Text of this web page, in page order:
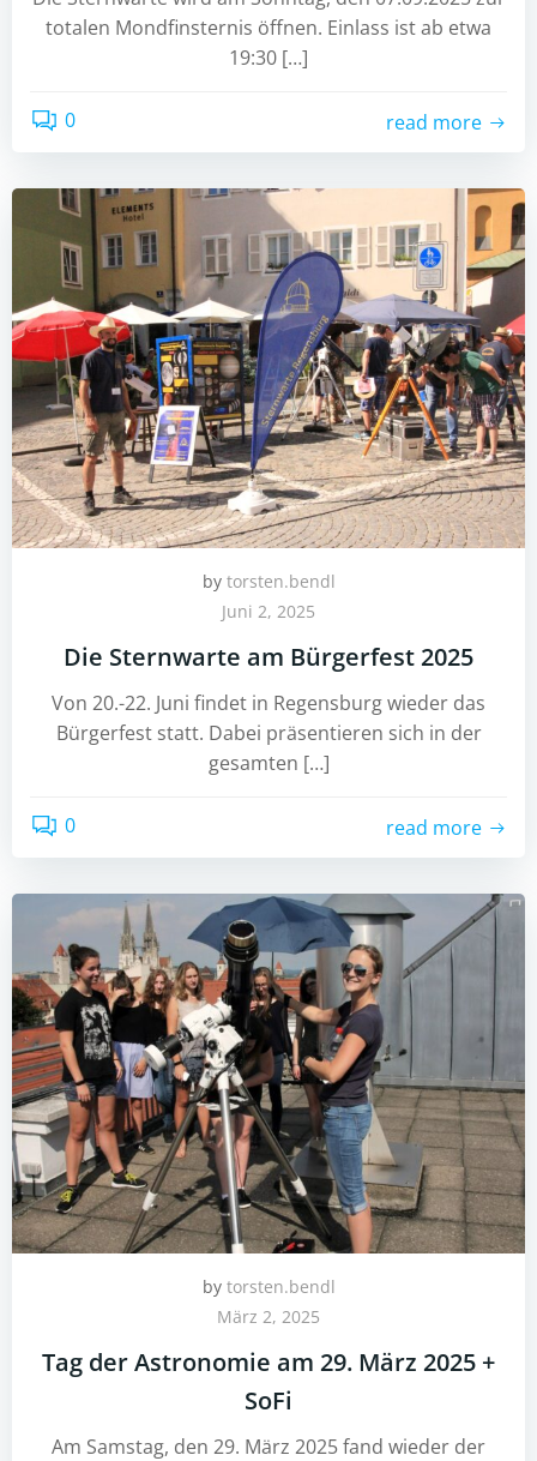
totalen Mondfinsternis öffnen. Einlass ist ab etwa
19:30 […]
0 read more
by torsten.bendl
Juni 2, 2025
Die Sternwarte am Bürgerfest 2025
Von 20.-22. Juni findet in Regensburg wieder das
Bürgerfest statt. Dabei präsentieren sich in der
gesamten […]
0 read more
by torsten.bendl
März 2, 2025
Tag der Astronomie am 29. März 2025 +
SoFi
Am Samstag, den 29. März 2025 fand wieder der